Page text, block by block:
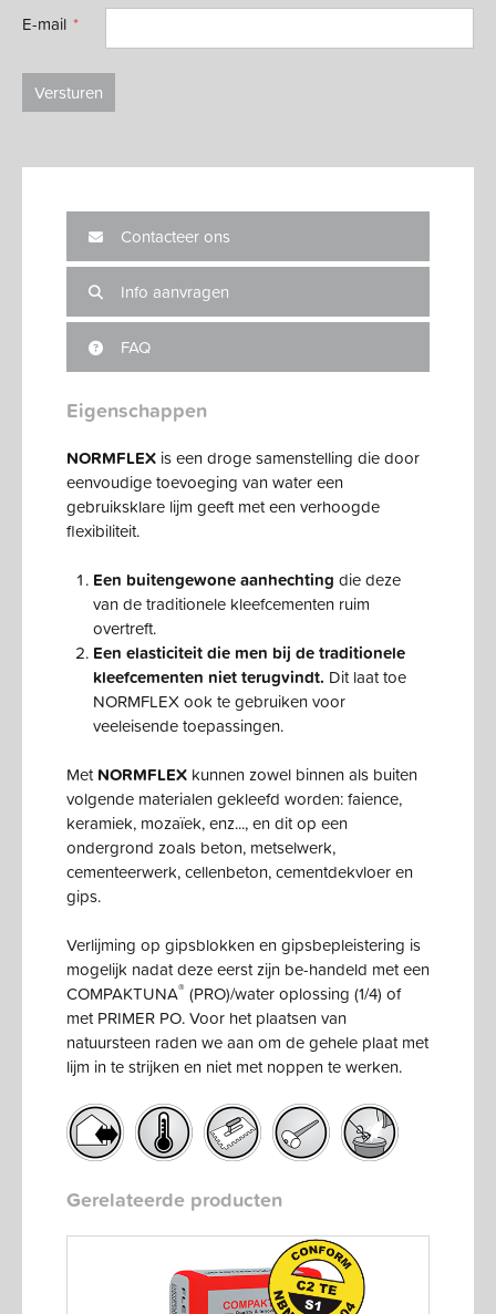
E-mail
Versturen
Eigenschappen
NORMFLEX is een droge samenstelling die door
eenvoudige toevoeging van water een
gebruiksklare lijm geeft met een verhoogde
flexibiliteit.
Een buitengewone aanhechting die deze
van de traditionele kleefcementen ruim
overtreft.
Een elasticiteit die men bij de traditionele
kleefcementen niet terugvindt. Dit laat toe
NORMFLEX ook te gebruiken voor
veeleisende toepassingen.
Met NORMFLEX kunnen zowel binnen als buiten
volgende materialen gekleefd worden: faience,
keramiek, mozaïek, enz..., en dit op een
ondergrond zoals beton, metselwerk,
cementeerwerk, cellenbeton, cementdekvloer en
gips.
Verlijming op gipsblokken en gipsbepleistering is
mogelijk nadat deze eerst zijn be-handeld met een
COMPAKTUNA® (PRO)/water oplossing (1/4) of
met PRIMER PO. Voor het plaatsen van
natuursteen raden we aan om de gehele plaat met
lijm in te strijken en niet met noppen te werken.
Contacteer ons
Info aanvragen
FAQ
Gerelateerde producten